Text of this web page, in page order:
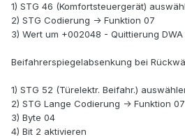
1) STG 46 (Komfortsteuergerät)
2) STG Codierung -> Funktion 07
3) Wert um +002048 - Quittierung
Beifahrerspiegelabsenkung bei
1) STG 52 (Türelektr. Beifahr.)
2) STG Lange Codierung -> Funktion 07
3) Byte 04
4) Bit 2 aktivieren